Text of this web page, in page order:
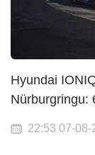
Hyundai
Nürburgringu:
22:53 07-08-